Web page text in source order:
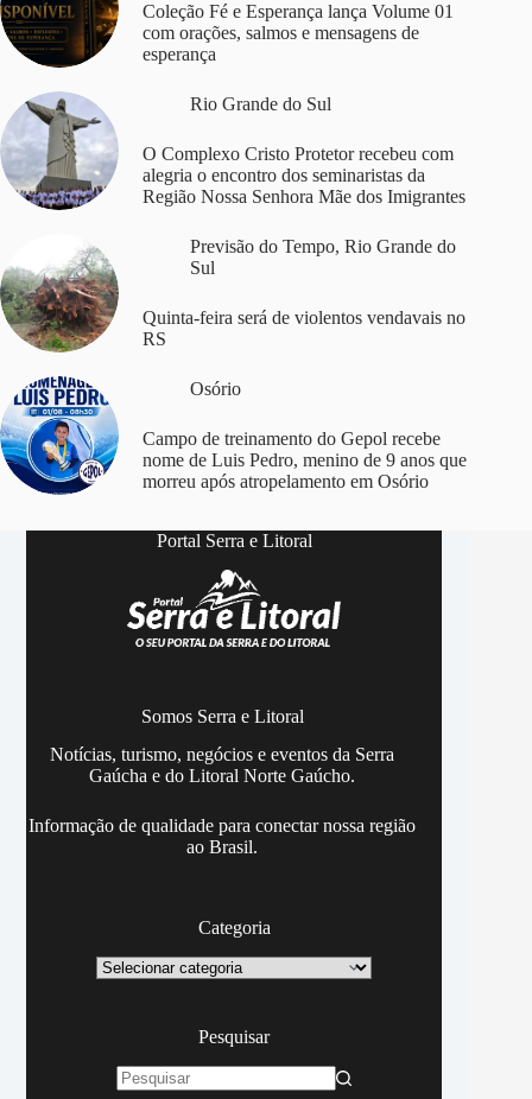
Coleção Fé e Esperança lança Volume 01
com orações, salmos e mensagens de
esperança
Rio Grande do Sul
O Complexo Cristo Protetor recebeu com
alegria o encontro dos seminaristas da
Região Nossa Senhora Mãe dos Imigrantes
Previsão do Tempo, Rio Grande do
Sul
Quinta-feira será de violentos vendavais no
RS
Osório
Campo de treinamento do Gepol recebe
nome de Luis Pedro, menino de 9 anos que
morreu após atropelamento em Osório
Portal Serra e Litoral
Somos Serra e Litoral
Notícias, turismo, negócios e eventos da Serra
Gaúcha e do Litoral Norte Gaúcho.
Informação de qualidade para conectar nossa região
ao Brasil.
Categoria
Categoria
Pesquisar